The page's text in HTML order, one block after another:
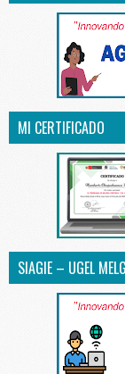
MI CERTIFICADO
SIAGIE – UGEL